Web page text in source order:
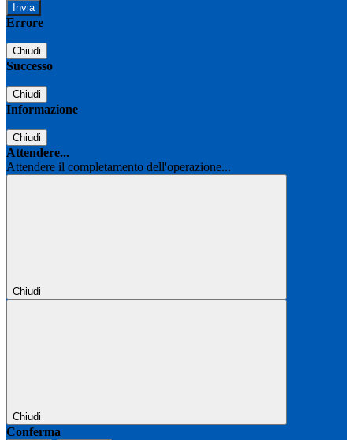
Errore
Chiudi
Successo
Chiudi
Informazione
Chiudi
Attendere...
Attendere il completamento dell'operazione...
Chiudi
Chiudi
Conferma